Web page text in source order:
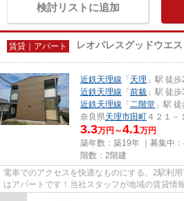
検討リストに追加
賃貸｜アパート レオパレスグッドウエス
近鉄天理線 「 天理 」駅 徒
近鉄天理線 「 前栽 」駅 徒
近鉄天理線 「 二階堂 」駅
奈良県天理市田町 ４２１－
3.3万円～4.1万円
築年数：築19年 ｜募集中：
階数：2階建
電車でのアクセスを快適なものにする、2駅利
はアパートです！当社スタッフが地域の賃貸情